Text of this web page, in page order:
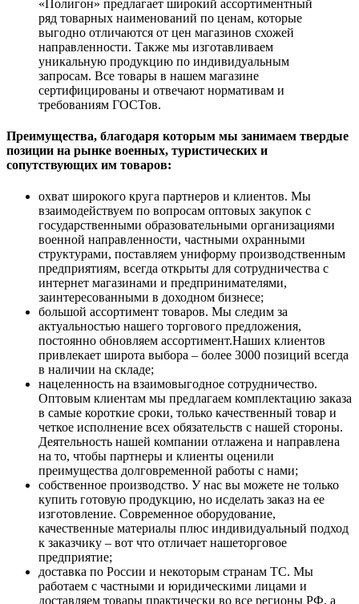
«Полигон» предлагает широкий ассортиментный
ряд товарных наименований по ценам, которые
выгодно отличаются от цен магазинов схожей
направленности. Также мы изготавливаем
уникальную продукцию по индивидуальным
запросам. Все товары в нашем магазине
сертифицированы и отвечают нормативам и
требованиям ГОСТов.
Преимущества, благодаря которым мы занимаем твердые
позиции на рынке военных, туристических и
сопутствующих им товаров:
охват широкого круга партнеров и клиентов. Мы
взаимодействуем по вопросам оптовых закупок с
государственными образовательными организациями
военной направленности, частными охранными
структурами, поставляем униформу производственным
предприятиям, всегда открыты для сотрудничества с
интернет магазинами и предпринимателями,
заинтересованными в доходном бизнесе;
большой ассортимент товаров. Мы следим за
актуальностью нашего торгового предложения,
постоянно обновляем ассортимент.Наших клиентов
привлекает широта выбора – более 3000 позиций всегда
в наличии на складе;
нацеленность на взаимовыгодное сотрудничество.
Оптовым клиентам мы предлагаем комплектацию заказа
в самые короткие сроки, только качественный товар и
четкое исполнение всех обязательств с нашей стороны.
Деятельность нашей компании отлажена и направлена
на то, чтобы партнеры и клиенты оценили
преимущества долговременной работы с нами;
собственное производство. У нас вы можете не только
купить готовую продукцию, но исделать заказ на ее
изготовление. Современное оборудование,
качественные материалы плюс индивидуальный подход
к заказчику – вот что отличает нашеторговое
предприятие;
доставка по России и некоторым странам ТС. Мы
работаем с частными и юридическими лицами и
доставляем товары практически во все регионы РФ, а